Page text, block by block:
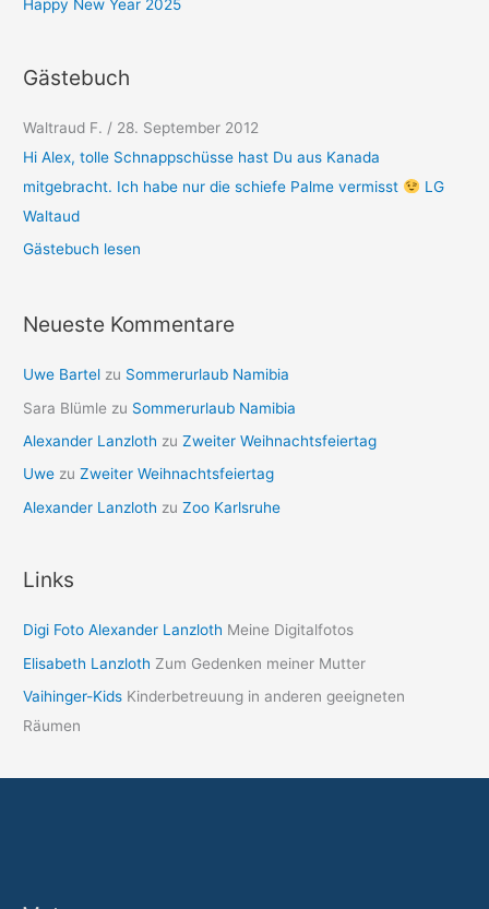
Happy New Year 2025
Gästebuch
Waltraud F. / 28. September 2012
Hi Alex, tolle Schnappschüsse hast Du aus Kanada
mitgebracht. Ich habe nur die schiefe Palme vermisst
LG
Waltaud
Gästebuch lesen
Neueste Kommentare
Uwe Bartel zu Sommerurlaub Namibia
Sara Blümle zu Sommerurlaub Namibia
Alexander Lanzloth zuZweiter Weihnachtsfeiertag
Uwe zuZweiter Weihnachtsfeiertag
Alexander Lanzloth zuZoo Karlsruhe
Links
Digi Foto Alexander Lanzloth Meine Digitalfotos
Elisabeth Lanzloth Zum Gedenken meiner Mutter
Vaihinger-Kids Kinderbetreuung in anderen geeigneten
Räumen